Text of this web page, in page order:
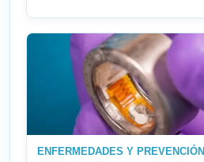
ENFERMEDADES Y PREVENCIÓN